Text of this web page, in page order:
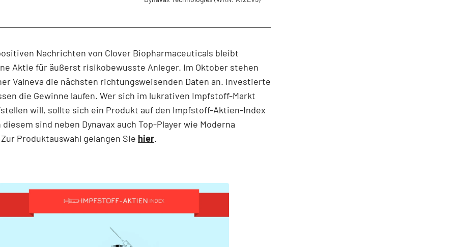
Nachrichten von Clover Biopharmaceuticals bleibt
Aktie für äußerst risikobewusste Anleger. Im Oktober stehen
Valneva die nächsten richtungsweisenden Daten an. Investierte
die Gewinne laufen. Wer sich im lukrativen Impfstoff-Markt
will, sollte sich ein Produkt auf den Impfstoff-Aktien-Index
diesem sind neben Dynavax auch Top-Player wie Moderna
Produktauswahl gelangen Sie hier.